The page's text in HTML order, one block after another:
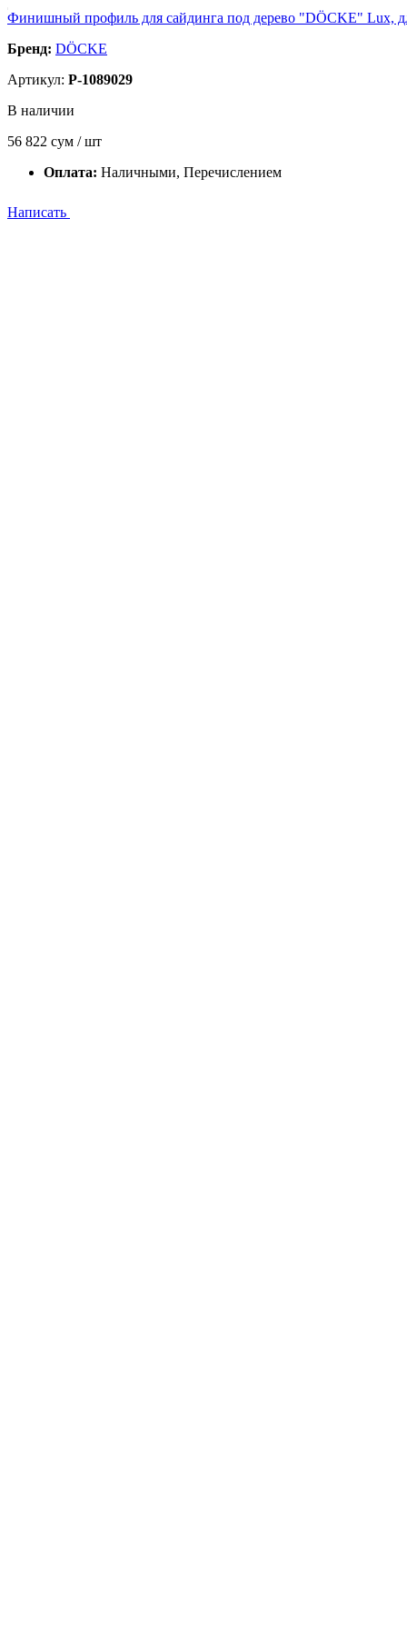
Финишный профиль для сайдинга под дерево "DÖCKE" Lux,
Бренд: DÖCKE
Артикул: P-1089029
В наличии
56 822 сум / шт
Оплата: Наличными, Перечислением
Написать